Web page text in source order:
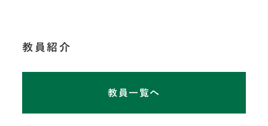
教員紹介
教員一覧へ